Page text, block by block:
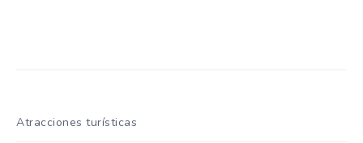
Atracciones turísticas